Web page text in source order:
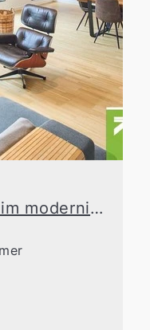
Luxuriöses Wohnen im modernisierten Altbau